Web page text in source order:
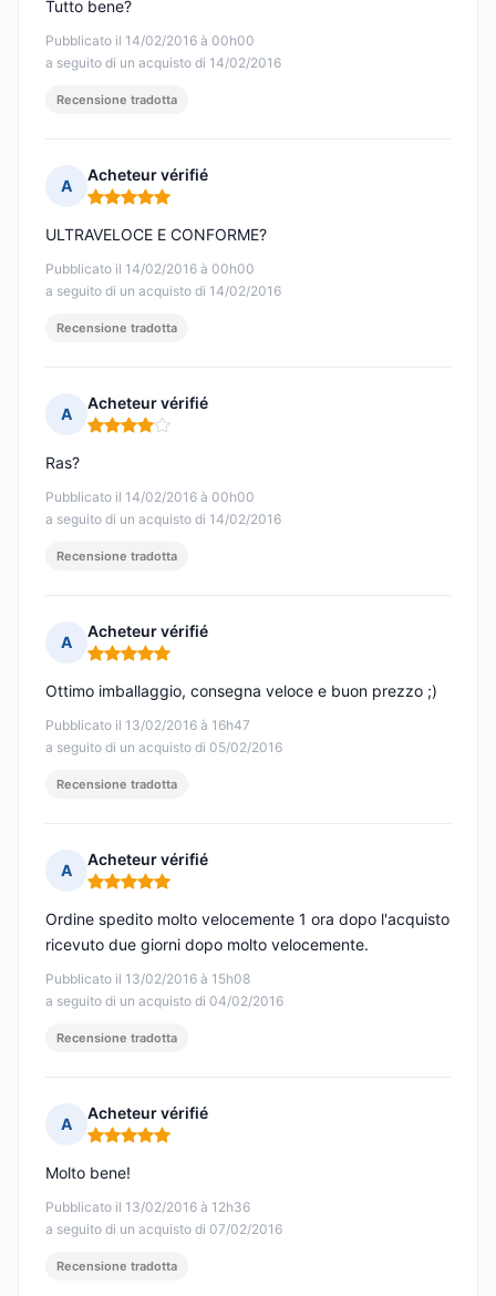
Pubblicato il 14/02/2016 à 00h00
a seguito di un acquisto di 14/02/2016
Tutto bene?
Recensione tradotta
A
Acheteur vérifié
Nota: 5 su 5
Pubblicato il 14/02/2016 à 00h00
a seguito di un acquisto di 14/02/2016
ULTRAVELOCE E CONFORME?
Recensione tradotta
A
Acheteur vérifié
Nota: 4 su 5
Pubblicato il 14/02/2016 à 00h00
a seguito di un acquisto di 14/02/2016
Ras?
Recensione tradotta
A
Acheteur vérifié
Nota: 5 su 5
Pubblicato il 13/02/2016 à 16h47
a seguito di un acquisto di 05/02/2016
Ottimo imballaggio, consegna veloce e buon prezzo ;)
Recensione tradotta
A
Acheteur vérifié
Nota: 5 su 5
Pubblicato il 13/02/2016 à 15h08
a seguito di un acquisto di 04/02/2016
Ordine spedito molto velocemente 1 ora dopo l'acquisto
ricevuto due giorni dopo molto velocemente.
Recensione tradotta
A
Acheteur vérifié
Nota: 5 su 5
Pubblicato il 13/02/2016 à 12h36
a seguito di un acquisto di 07/02/2016
Molto bene!
Recensione tradotta